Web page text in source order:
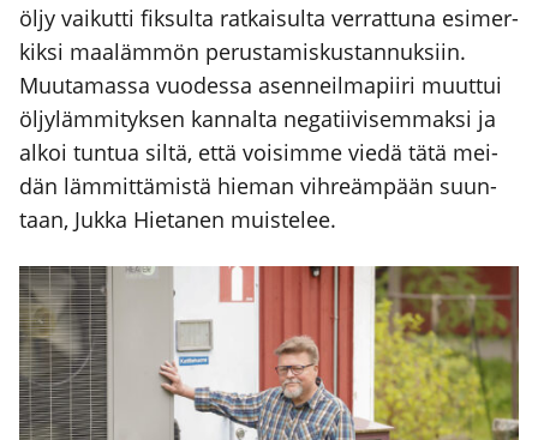
öljy vai­kut­ti fik­sul­ta rat­kai­sul­ta ver­rat­tu­na esi­mer­
kik­si maa­läm­mön perus­ta­mis­kus­tan­nuk­siin.
Muu­ta­mas­sa vuo­des­sa asen­neil­ma­pii­ri muut­tui
öljy­läm­mi­tyk­sen kan­nal­ta nega­tii­vi­sem­mak­si ja
alkoi tun­tua sil­tä, että voi­sim­me vie­dä tätä mei­
dän läm­mit­tä­mis­tä hie­man vih­reäm­pään suun­
taan, Juk­ka Hie­ta­nen muis­te­lee.